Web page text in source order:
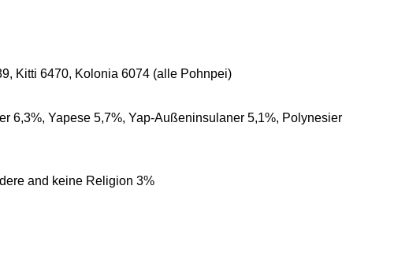
Kitti 6470, Kolonia 6074 (alle Pohnpei)
6,3%, Yapese 5,7%, Yap-Außeninsulaner 5,1%, Polynesier
and keine Religion 3%